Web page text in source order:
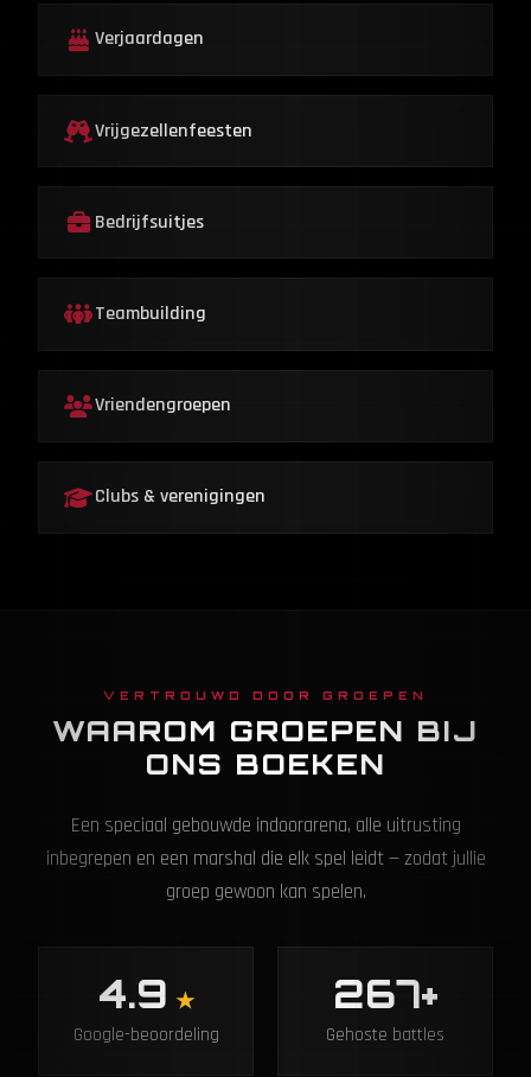
Verjaardagen
Vrijgezellenfeesten
Bedrijfsuitjes
Teambuilding
Vriendengroepen
Clubs & verenigingen
VERTROUWD DOOR GROEPEN
WAAROM GROEPEN BIJ
ONS BOEKEN
Een speciaal gebouwde indoorarena, alle uitrusting
inbegrepen en een marshal die elk spel leidt — zodat jullie
groep gewoon kan spelen.
4.9 ★
Google-beoordeling
267+
Gehoste battles